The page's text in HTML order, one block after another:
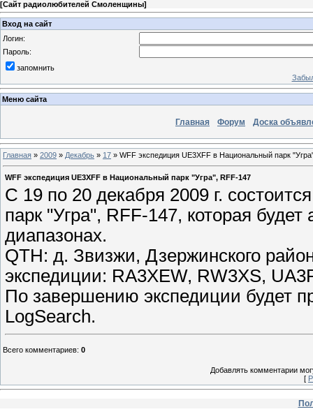
[Сайт радиолюбителей Смоленщины]
Вход на сайт
Логин:
Пароль:
запомнить
Меню сайта
Главная Форум Доска
Главная » 2009 » Декабрь » 17 » WFF экспедиция UE3XFF в Национальный парк
WFF экспедиция UE3XFF в Национальный парк "Угра", RFF-147
C 19 по 20 декабря 2009 г.
парк "Угра", RFF-147, которая
диапазонах.
QTH: д. Звизжи, Дзержинского
экспедиции: RA3XEW, RW3XS,
По завершению экспедиции будет
LogSearch.
Всего комментариев: 0
Добавлять комментарии
[